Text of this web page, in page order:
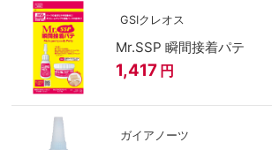
GSIクレオス
Mr.SSP 瞬間接着パテ
1,417 円
ガイアノーツ